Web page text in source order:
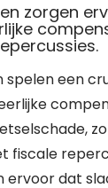
zorgen
spelen een
fiscale
ervoor dat